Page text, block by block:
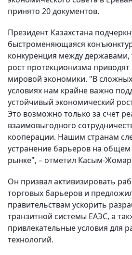
принято 20 документов.
Президент Казахстана
быстроменяющаяся
конкуренция между
рост протекционизма приводят
мировой экономики. "В
условиях нам крайне важно
устойчивый экономический
Это возможно только за счет
взаимовыгодного
кооперации. Нашим странам
устранение барьеров на
рынке", – отметил Касым-
Он призвал активизировать
торговых барьеров и
правительствам ускорить
транзитной системы ЕАЭС, а
привлекательные условия для
технологий.